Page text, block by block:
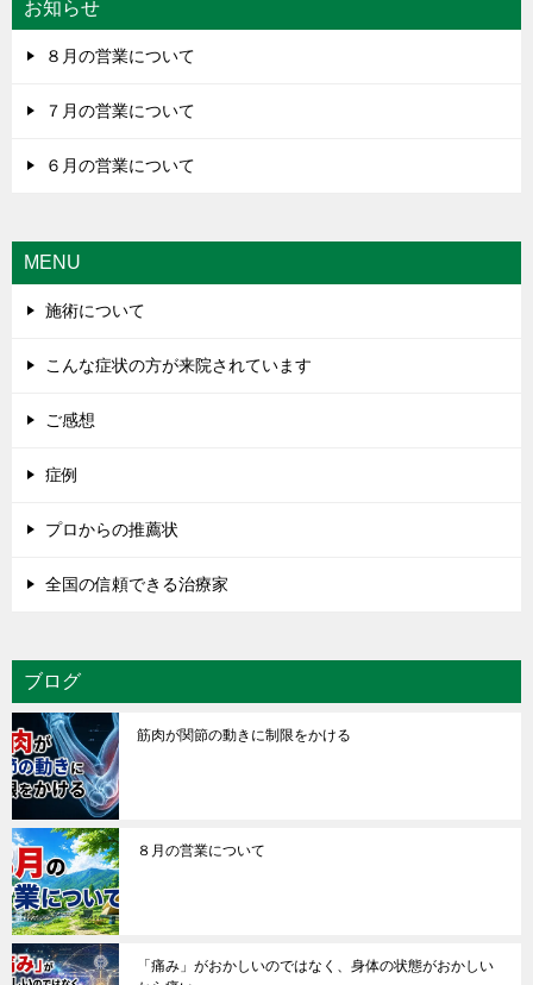
お知らせ
８月の営業について
７月の営業について
６月の営業について
MENU
施術について
こんな症状の方が来院されています
ご感想
症例
プロからの推薦状
全国の信頼できる治療家
ブログ
筋肉が関節の動きに制限をかける
８月の営業について
「痛み」がおかしいのではなく、身体の状態がおかしい